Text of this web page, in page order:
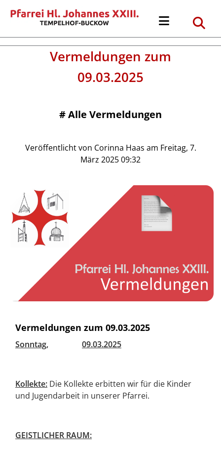
Vermeldungen zum
09.03.2025
#Alle Vermeldungen
Veröffentlicht von Corinna Haas am Freitag, 7.
März 2025 09:32
Vermeldungen zum 09.03.2025
Sonntag, 09.03.2025
Kollekte: Die Kollekte erbitten wir für die Kinder
und Jugendarbeit in unserer Pfarrei.
GEISTLICHER RAUM: